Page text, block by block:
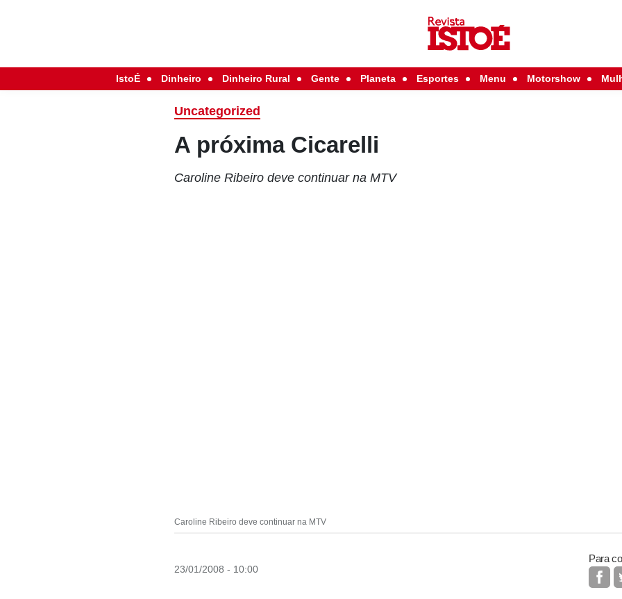
IstoÉ Dinheiro Dinheiro Rural Gente Planeta Esportes Menu Motorshow
Uncategorized
A próxima Cicarelli
Caroline Ribeiro deve continuar na MTV
Caroline Ribeiro deve continuar na MTV
23/01/2008 - 10:00
Para